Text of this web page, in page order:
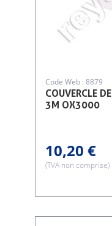
COUVERCLE
3M OX3000
Code Web : 8879
10,20 €
(TVA non comprise)